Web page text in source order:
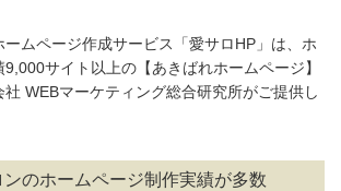
ムページ作成サービス「愛サロHP」は、ホ
サイト以上の【あきばれホームページ】
WEBマーケティング総合研究所がご提供し
ンのホームページ制作実績が多数